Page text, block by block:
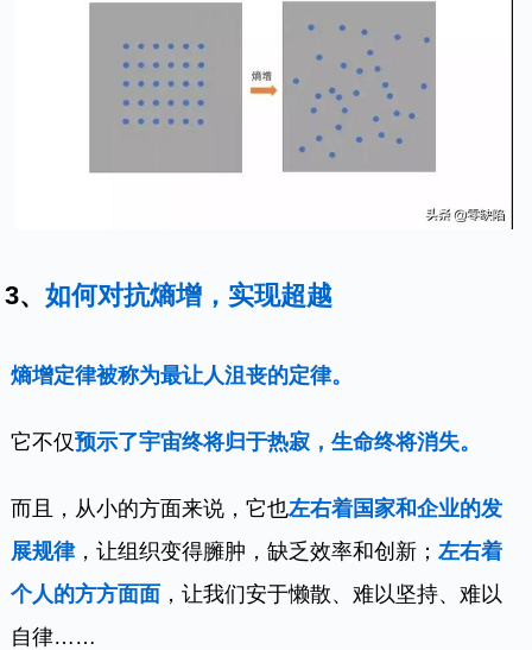
3、如何对抗熵增，实现超越
熵增定律被称为最让人沮丧的定律。
它不仅预示了宇宙终将归于热寂，生命终将消失。
而且，从小的方面来说，它也左右着国家和企业的发
展规律，让组织变得臃肿，缺乏效率和创新；左右着
个人的方方面面 ，让我们安于懒散、难以坚持、难以
自律……